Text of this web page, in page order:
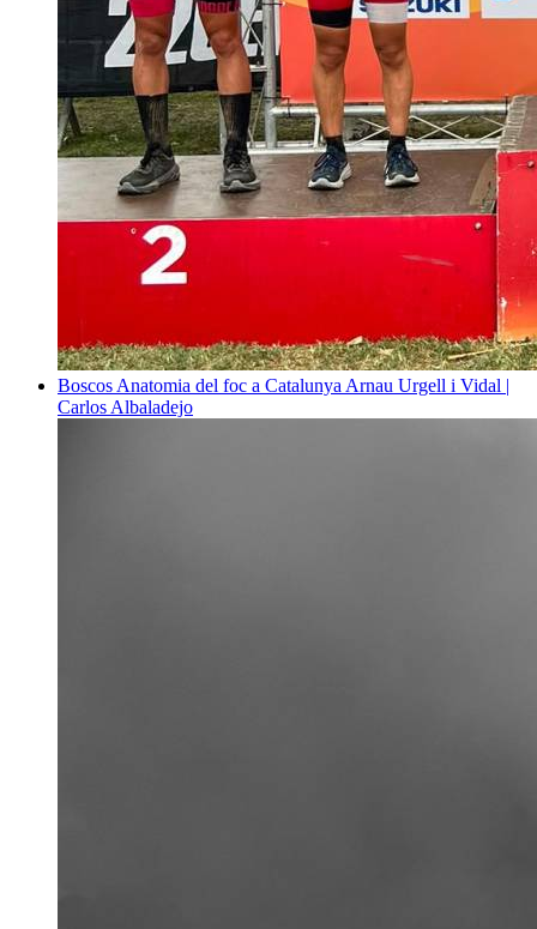
Boscos Anatomia del foc a Catalunya Arnau Urgell i Vidal |
Carlos Albaladejo